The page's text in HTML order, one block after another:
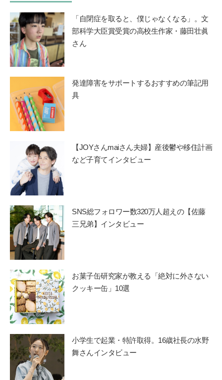
「自閉症を取ると、僕じゃなくなる」。文
部科学大臣賞受賞の高校生作家・藤田壮眞
さん
発達障害をサポートするおすすめの筆記用
具
【JOYさんmaiさん夫婦】産後鬱や移住計画
など子育てインタビュー
SNS総フォロワー数320万人超えの【佐藤
三兄弟】インタビュー
お菓子缶研究家が教える「絶対に外さない
クッキー缶」10選
小学生で起業・特許取得。16歳社長の水野
舞さんインタビュー